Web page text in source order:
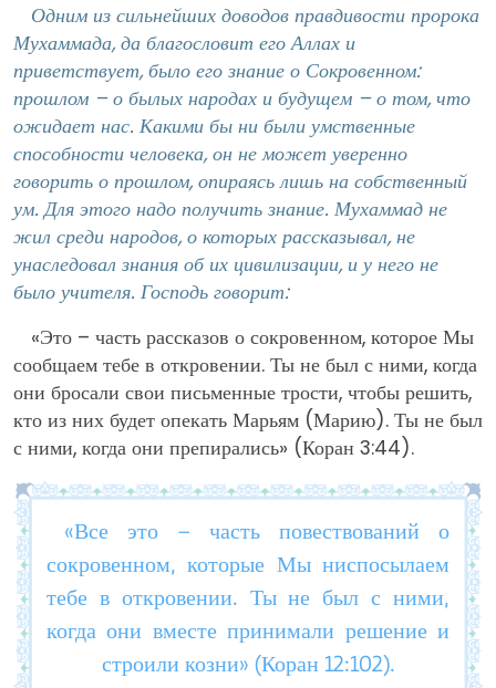
Одним из сильнейших доводов правдивости пророка
Мухаммада, да благословит его Аллах и
приветствует, было его знание о Сокровенном:
прошлом – о былых народах и будущем – о том, что
ожидает нас. Какими бы ни были умственные
способности человека, он не может уверенно
говорить о прошлом, опираясь лишь на собственный
ум. Для этого надо получить знание. Мухаммад не
жил среди народов, о которых рассказывал, не
унаследовал знания об их цивилизации, и у него не
было учителя. Господь говорит:
«Это – часть рассказов о сокровенном, которое Мы
сообщаем тебе в откровении. Ты не был с ними, когда
они бросали свои письменные трости, чтобы решить,
кто из них будет опекать Марьям (Марию). Ты не был
с ними, когда они препирались» (Коран 3:44).
«Все это – часть повествований о
сокровенном, которые Мы ниспосылаем
тебе в откровении. Ты не был с ними,
когда они вместе принимали решение и
строили козни» (Коран 12:102).